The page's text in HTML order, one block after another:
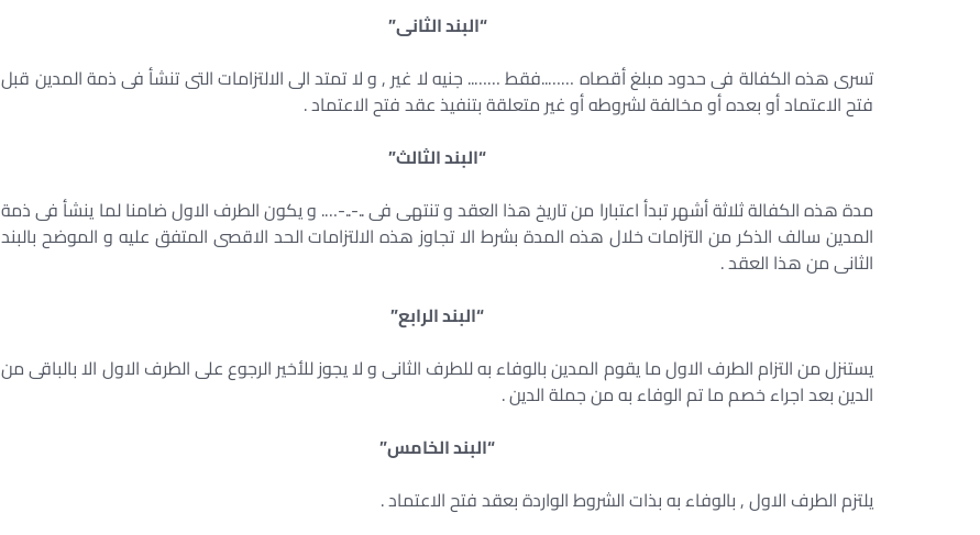
“البند الثانى”
تسرى هذه الكفالة فى حدود مبلغ أقصاه ……..فقط …….. جنيه لا غير , و لا تمتد الى الالتزامات التى تنشأ فى ذمة المدين قبل
فتح الاعتماد أو بعده أو مخالفة لشروطه أو غير متعلقة بتنفيذ عقد فتح الاعتماد .
“البند الثالث”
مدة هذه الكفالة ثلاثة أشهر تبدأ اعتبارا من تاريخ هذا العقد و تنتهى فى ..-..-…. و يكون الطرف الاول ضامنا لما ينشأ فى ذمة
المدين سالف الذكر من التزامات خلال هذه المدة بشرط الا تجاوز هذه الالتزامات الحد الاقصى المتفق عليه و الموضح بالبند
الثانى من هذا العقد .
“البند الرابع”
يستنزل من التزام الطرف الاول ما يقوم المدين بالوفاء به للطرف الثانى و لا يجوز للأخير الرجوع على الطرف الاول الا بالباقى من
الدين بعد اجراء خصم ما تم الوفاء به من جملة الدين .
“البند الخامس”
يلتزم الطرف الاول , بالوفاء به بذات الشروط الواردة بعقد فتح الاعتماد .